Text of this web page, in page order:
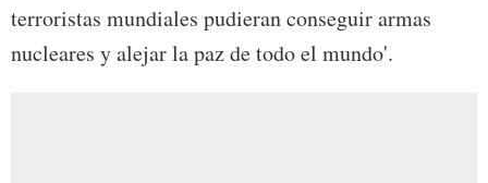
terroristas mundiales pudieran conseguir armas
nucleares y alejar la paz de todo el mundo'.